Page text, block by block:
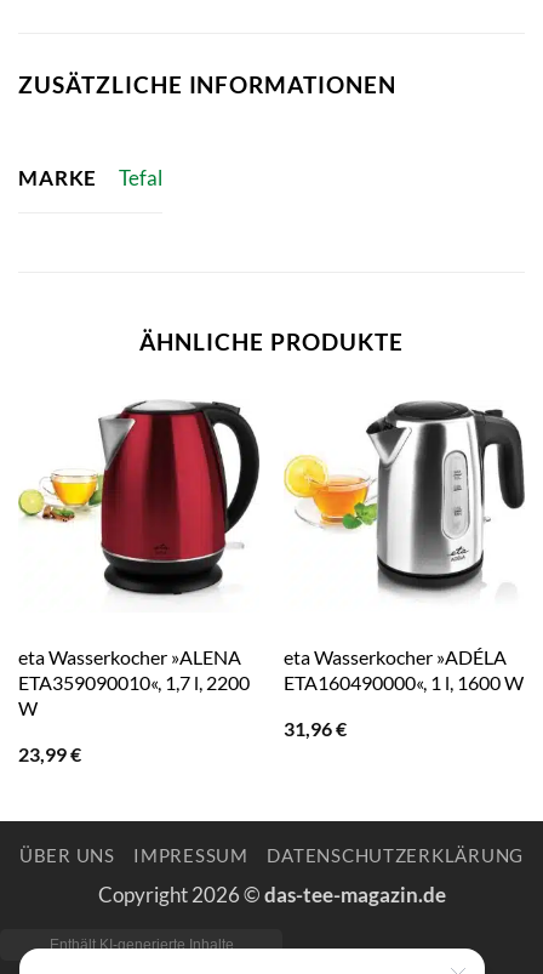
ZUSÄTZLICHE INFORMATIONEN
MARKE Tefal
ÄHNLICHE PRODUKTE
eta Wasserkocher »ALENA
ETA359090010«, 1,7 l, 2200
W
23,99€
eta Wasserkocher »ADÉLA
ETA160490000«, 1 l, 1600 W
31,96€
ÜBER UNS IMPRESSUM DATENSCHUTZERKLÄRUNG
Copyright 2026 ©das-tee-magazin.de